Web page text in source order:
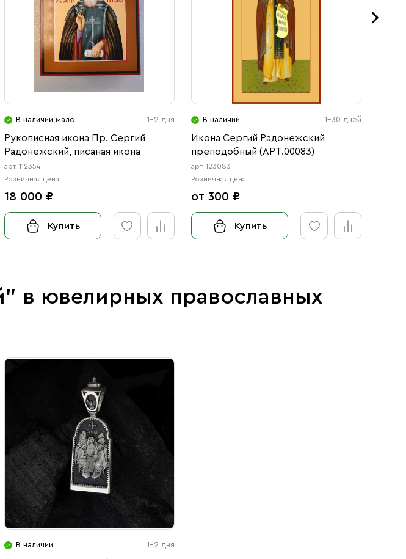
В наличии мало 1-2 дня
Рукописная икона Пр. Сергий
Радонежский, писаная икона
арт. 112354
Розничная цена
18 000 ₽
Купить
В наличии 1-30 дней
Икона Сергий Радонежский
преподобный (АРТ.00083)
арт. 123083
Розничная цена
от 300 ₽
Купить
в ювелирных православных
В наличии 1-2 дня